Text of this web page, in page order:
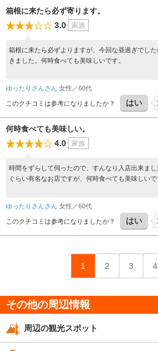
箱根に来たら必ず寄ります。
3.0 家族
箱根に来たら必ずよりますが、今回な昼過ぎでし
きました。何時食べても美味しいです。
ゆったりさんさん 女性／60代
このクチコミは参考になりましたか？ はい
何時食べても美味しい。
4.0 家族
時間をずらして伺ったので、すんなり入店出来ま
ぐらい有名なお店ですが、何時食べても美味しいで
ゆったりさんさん 女性／60代
このクチコミは参考になりましたか？ はい
1 2 3 4
その他の周辺情報
周辺の観光スポット